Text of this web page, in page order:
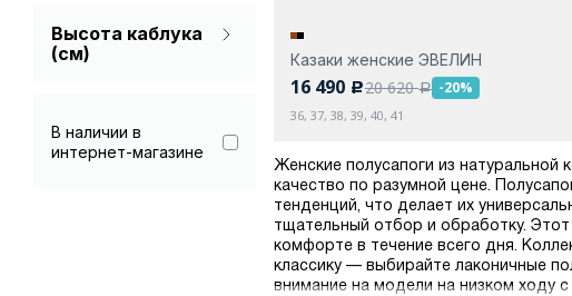
Высота каблука
(см)
В наличии в
интернет-магазине
Казаки женские ЭВЕЛИН
16 490 c20 620a -20%
36, 37, 38, 39, 40, 41
Женские полусапоги из натуральной
качество по разумной цене.
тенденций, что делает их
тщательный отбор и обработку.
комфорте в течение всего дня.
классику — выбирайте лаконичные
внимание на модели на низком ходу